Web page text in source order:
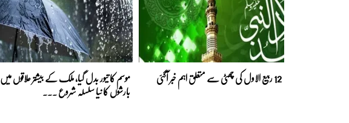
12 ربیع الاول کی چھٹی سے متعلق اہم خبر آگئی موسم کا تیور بدل گیا، ملک کے بیشتر علاقوں میں
بارشوں کا نیا سلسلہ شروع ...